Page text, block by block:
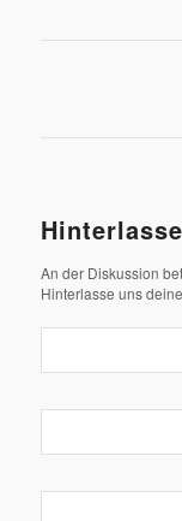
An der Diskussion
Hinterlasse uns